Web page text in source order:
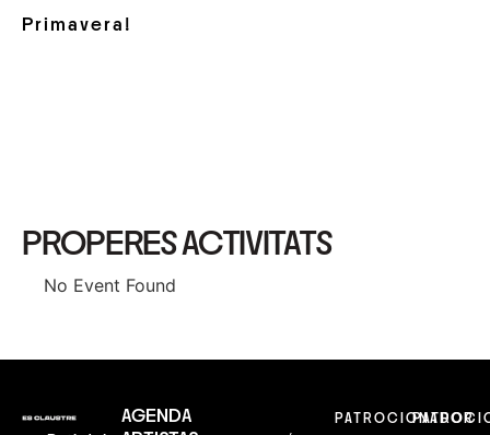
Primavera!
PROPERES ACTIVITATS
No Event Found
AGENDA
PATROCIONADOR